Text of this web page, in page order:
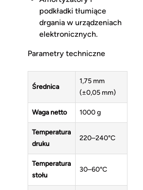
podkładki tłumiące
drgania w urządzeniach
elektronicznych.
Parametry techniczne
Średnica
1,75 mm
(±0,05 mm)
Waga netto 1000 g
Temperatura
druku
220–240°C
Temperatura
stołu
30–60°C